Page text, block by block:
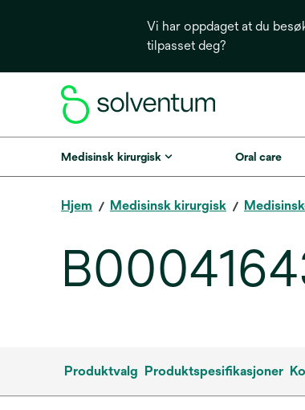
Vi har oppdaget at du
tilpasset deg?
Medisinsk kirurgisk Oral care
Hjem Medisinsk kirurgisk
Produktvalg Produktspesifikasjoner